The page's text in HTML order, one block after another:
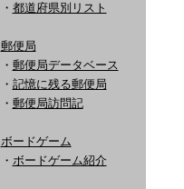
・ 都道府県別リスト
郵便局
・ 郵便局データベース
・ 記憶に残る郵便局
・ 郵便局訪問記
ボードゲーム
・ ボードゲーム紹介